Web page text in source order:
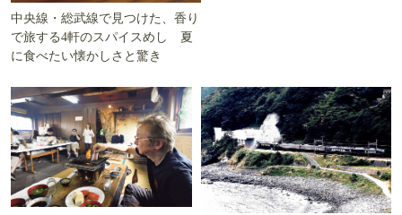
中央線・総武線で見つけた、香り
で旅する4軒のスパイスめし 夏
に食べたい懐かしさと驚き